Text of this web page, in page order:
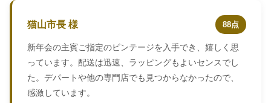
猫山市長 様 88点
新年会の主賓ご指定のビンテージを入手でき、嬉しく思
っています。配送は迅速、ラッピングもよいセンスでし
た。デパートや他の専門店でも見つからなかったので、
感激しています。